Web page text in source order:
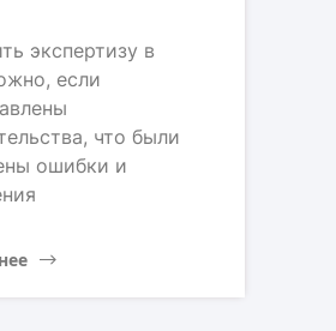
экспертизу в
если
что были
ошибки и